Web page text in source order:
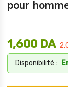
pour
1,600 DA
Disponibilité :